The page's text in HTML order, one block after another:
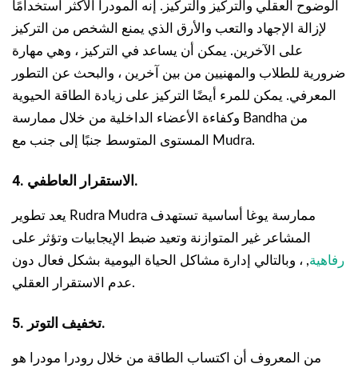
الوضوح العقلي والتركيز والتركيز. إنه المودرا الأكثر استخدامًا
لإزالة الإجهاد والتعب والأرق الذي يمنع الشخص من التركيز
على الآخرين. يمكن أن يساعد في التركيز ، وهي مهارة
ضرورية للطلاب والمهنيين من بين آخرين ، والبحث عن التطور
المعرفي. يمكن للمرء أيضًا التركيز على زيادة الطاقة الحيوية
وكفاءة الأعضاء الداخلية من خلال ممارسة Bandha من
المستوى المتوسط جنبًا إلى جنب مع Mudra.
4. الاستقرار العاطفي.
يعد تطوير Rudra Mudra ممارسة يوغا أساسية تستهدف
المشاعر غير المتوازنة وتعيد ضبط الإيجابيات وتؤثر على
رفاهية, ، وبالتالي إدارة مشاكل الحياة اليومية بشكل فعال دون
عدم الاستقرار العقلي.
5. تخفيف التوتر.
من المعروف أن اكتساب الطاقة من خلال رودرا مودرا هو